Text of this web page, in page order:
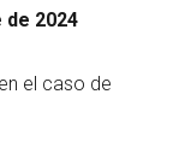
2024
el caso de